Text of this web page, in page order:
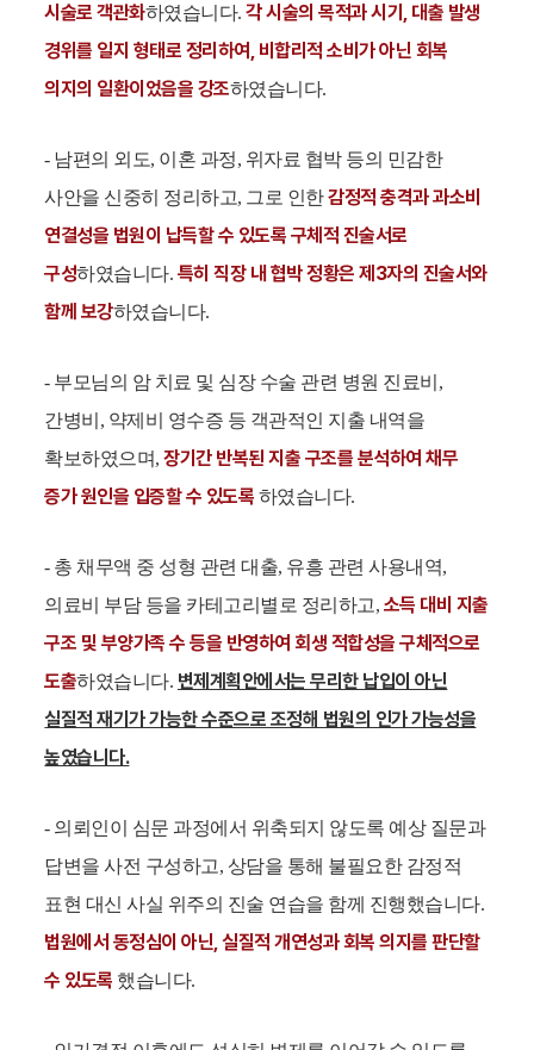
시술로 객관화하였습니다.각 시술의 목적과 시기, 대출 발생
경위를 일지 형태로 정리하여, 비합리적 소비가 아닌 회복
의지의 일환이었음을 강조하였습니다.
- 남편의 외도, 이혼 과정, 위자료 협박 등의 민감한
사안을 신중히 정리하고, 그로 인한감정적 충격과 과소비
연결성을 법원이 납득할 수 있도록 구체적 진술서로
구성하였습니다. 특히 직장 내 협박 정황은 제3자의 진술서와
함께 보강하였습니다.
- 부모님의 암 치료 및 심장 수술 관련 병원 진료비,
간병비, 약제비 영수증 등 객관적인 지출 내역을
확보하였으며,장기간 반복된 지출 구조를 분석하여 채무
증가 원인을 입증할 수 있도록 하였습니다.
- 총 채무액 중 성형 관련 대출, 유흥 관련 사용내역,
의료비 부담 등을 카테고리별로 정리하고, 소득 대비 지출
구조 및 부양가족 수 등을 반영하여 회생 적합성을 구체적으로
도출하였습니다. 변제계획안에서는 무리한 납입이 아닌
실질적 재기가 가능한 수준으로 조정해 법원의 인가 가능성을
높였습니다.
- 의뢰인이 심문 과정에서 위축되지 않도록 예상 질문과
답변을 사전 구성하고, 상담을 통해 불필요한 감정적
표현 대신 사실 위주의 진술 연습을 함께 진행했습니다.
법원에서 동정심이 아닌, 실질적 개연성과 회복 의지를 판단할
수 있도록 했습니다.